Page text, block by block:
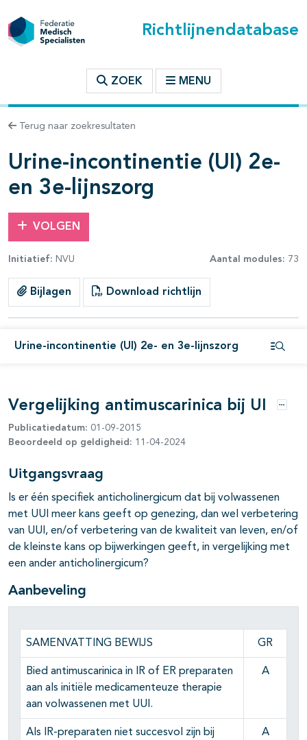
Richtlijnendatabase
ZOEK MENU
Terug naar zoekresultaten
Urine-incontinentie (UI) 2e-
en 3e-lijnszorg
VOLGEN
Initiatief: NVU Aantal modules: 73
Bijlagen Download richtlijn
Urine-incontinentie (UI) 2e- en 3e-lijnszorg
binnen deze richtlijn
open- en dichtklappen
open- en dichtklappen
open- en dichtklappen
open- en dichtklappen
Vergelijking antimuscarinica bij UI Opties
Publicatiedatum: 01-09-2015
Beoordeeld op geldigheid: 11-04-2024
Uitgangsvraag
Is er één specifiek anticholinergicum dat bij volwassenen
met UUI meer kans geeft op genezing, dan wel verbetering
van UUI, en/of verbetering van de kwaliteit van leven, en/of
de kleinste kans op bijwerkingen geeft, in vergelijking met
een ander anticholinergicum?
Aanbeveling
SAMENVATTING BEWIJS GR
Bied antimuscarinica in IR of ER preparaten
aan als initiële medicamenteuze therapie
aan volwassenen met UUI.
A
Als IR-preparaten niet succesvol zijn bij
A